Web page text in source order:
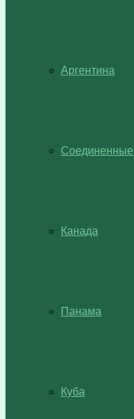
Аргентина
Канада
Панама
Куба